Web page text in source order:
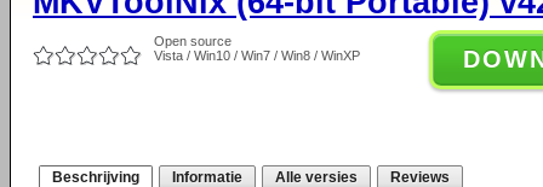
Open source
Vista / Win10 / Win7 / Win8 / WinXP
Beschrijving Informatie Alle versies Reviews